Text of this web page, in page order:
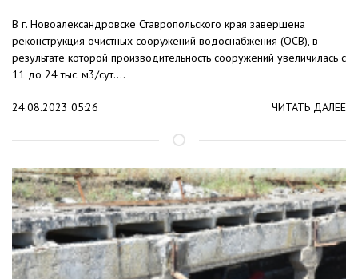
В г. Новоалександровске Ставропольского края завершена
реконструкция очистных сооружений водоснабжения (ОСВ), в
результате которой производительность сооружений увеличилась с
11 до 24 тыс. м3/сут....
24.08.2023 05:26 ЧИТАТЬ ДАЛЕЕ